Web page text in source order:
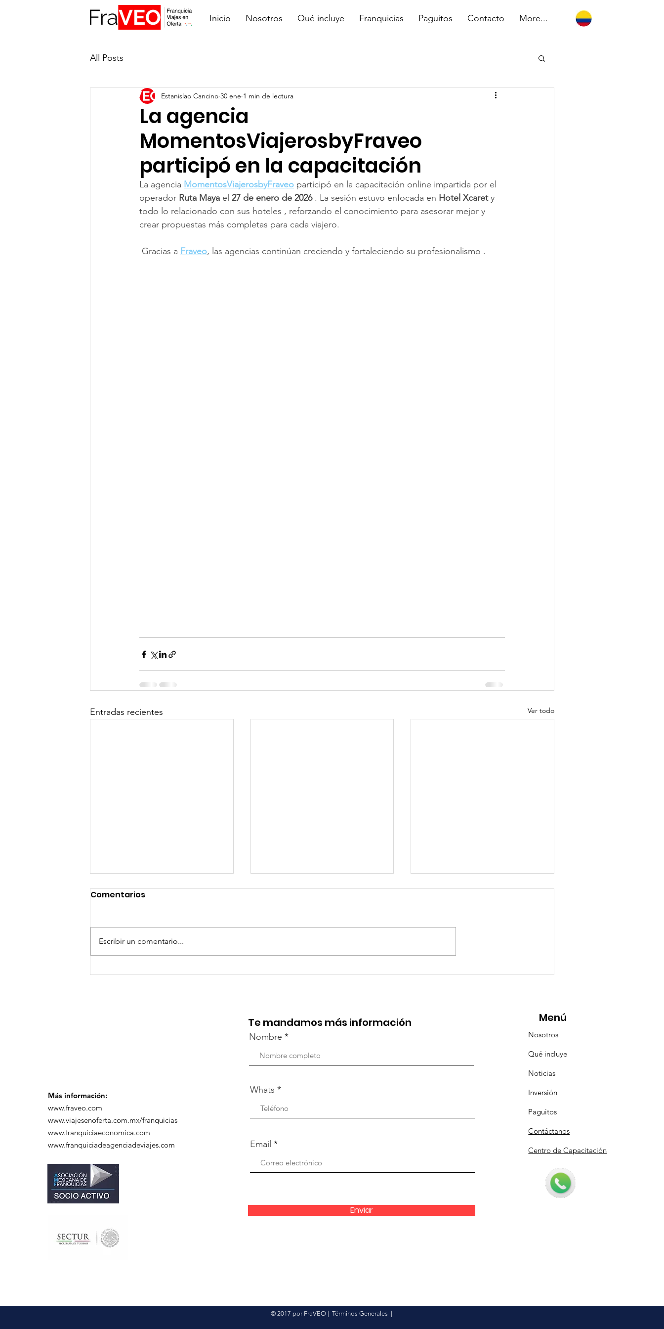
Inicio Nosotros Qué incluye Franquicias Paguitos Contacto More...
All Posts
La agencia
MomentosViajerosbyFraveo
participó en la capacitación
Estanislao Cancino 30 ene 1 min de lectura
La agencia MomentosViajerosbyFraveo participó en la capacitación online impartida por el
operador Ruta Maya el 27 de enero de 2026 . La sesión estuvo enfocada en Hotel Xcaret y
todo lo relacionado con sus hoteles , reforzando el conocimiento para asesorar mejor y
crear propuestas más completas para cada viajero.
Gracias a Fraveo, las agencias continúan creciendo y fortaleciendo su profesionalismo .
Entradas recientes Ver todo
¡Arte, Vino y las Mejores
¡Acapulco y Guerrero se
¡Presencia Destacada en
Comentarios
Escribir un comentario...
Más información:
www.fraveo.com
www.viajesenoferta.com.mx/franquicias
www.franquiciaeconomica.com
www.franquiciadeagenciadeviajes.com
Te mandamos más información
Nombre
Whats
Email
Enviar
Menú
Nosotros
Qué incluye
Noticias
Inversión
Paguitos
Contáctanos
Centro de Capacitación
© 2017 por FraVEO Términos Generales